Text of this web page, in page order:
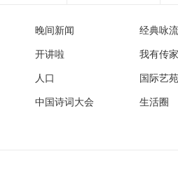
晚间新闻 经典咏
开讲啦 我有传
人口 国际艺苑
中国诗词大会 生活圈